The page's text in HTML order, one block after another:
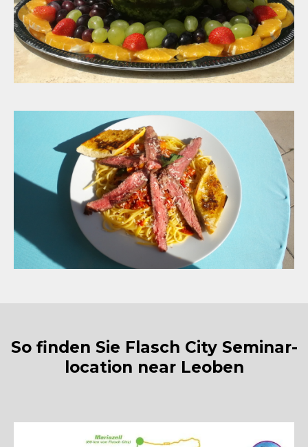
So finden Sie Flasch City Seminar-
location near Leoben